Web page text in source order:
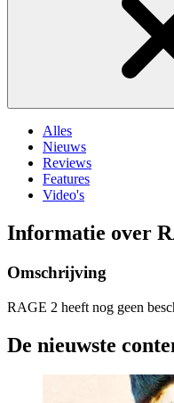
Alles
Nieuws
Reviews
Features
Video's
Informatie over
Omschrijving
RAGE 2 heeft nog geen
De nieuwste